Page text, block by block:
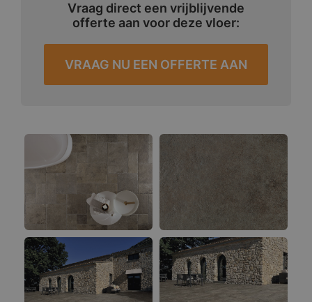
Vraag direct een vrijblijvende
offerte aan voor deze vloer:
VRAAG NU EEN OFFERTE AAN